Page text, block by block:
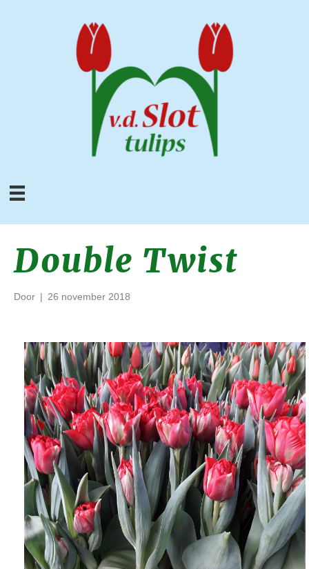
Double Twist
Door | 26 november 2018